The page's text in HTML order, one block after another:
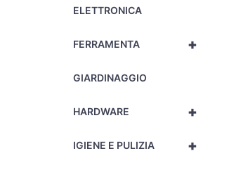
ELETTRONICA
+
FERRAMENTA
GIARDINAGGIO
+
HARDWARE
+
IGIENE E PULIZIA